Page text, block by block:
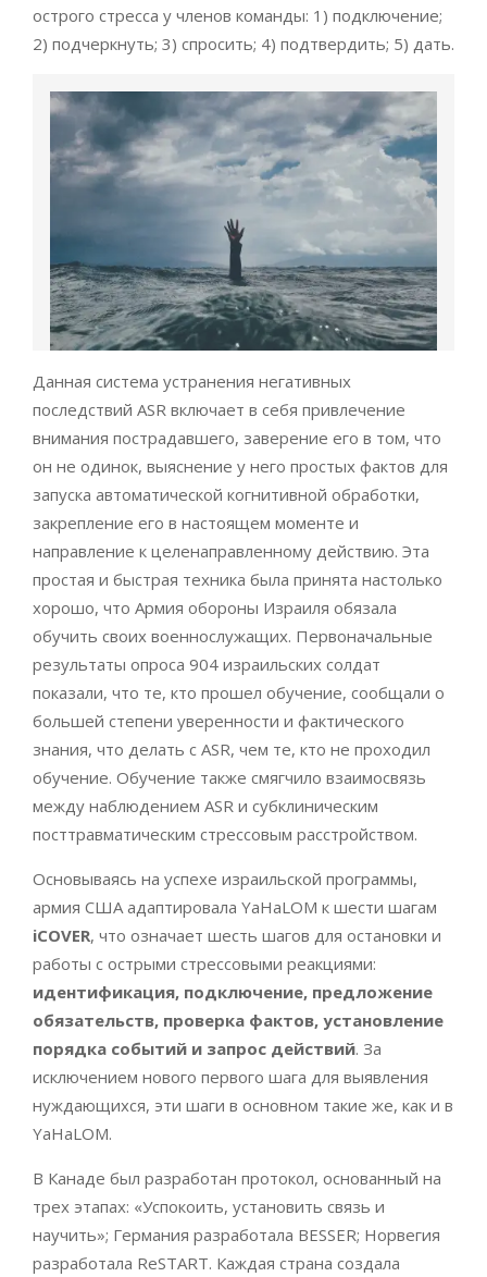
острого стресса у членов команды: 1) подключение;
2) подчеркнуть; 3) спросить; 4) подтвердить; 5) дать.
Данная система устранения негативных
последствий ASR включает в себя привлечение
внимания пострадавшего, заверение его в том, что
он не одинок, выяснение у него простых фактов для
запуска автоматической когнитивной обработки,
закрепление его в настоящем моменте и
направление к целенаправленному действию. Эта
простая и быстрая техника была принята настолько
хорошо, что Армия обороны Израиля обязала
обучить своих военнослужащих. Первоначальные
результаты опроса 904 израильских солдат
показали, что те, кто прошел обучение, сообщали о
большей степени уверенности и фактического
знания, что делать с ASR, чем те, кто не проходил
обучение. Обучение также смягчило взаимосвязь
между наблюдением ASR и субклиническим
посттравматическим стрессовым расстройством.
Основываясь на успехе израильской программы,
армия США адаптировала YaHaLOM к шести шагам
iCOVER, что означает шесть шагов для остановки и
работы с острыми стрессовыми реакциями:
идентификация, подключение, предложение
обязательств, проверка фактов, установление
порядка событий и запрос действий. За
исключением нового первого шага для выявления
нуждающихся, эти шаги в основном такие же, как и в
YaHaLOM.
В Канаде был разработан протокол, основанный на
трех этапах: «Успокоить, установить связь и
научить»; Германия разработала BESSER; Норвегия
разработала ReSTART. Каждая страна создала